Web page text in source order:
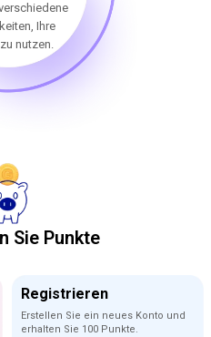
Ihre
nutzen.
Sie Punkte
Registrieren
Erstellen Sie ein neues Konto und
erhalten Sie 100 Punkte.